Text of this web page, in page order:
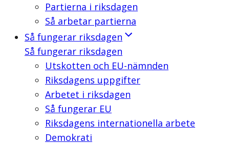
Partierna i riksdagen
Så arbetar partierna
Så fungerar riksdagen
Så fungerar riksdagen
Utskotten och EU-nämnden
Riksdagens uppgifter
Arbetet i riksdagen
Så fungerar EU
Riksdagens internationella arbete
Demokrati